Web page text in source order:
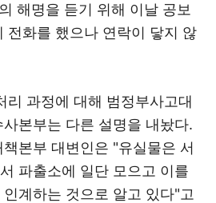
해명을 듣기 위해 이날 공보
전화를 했으나 연락이 닿지 않
리 과정에 대해 범정부사고대
본부는 다른 설명을 내놨다.
본부 대변인은 "유실물은 서
파출소에 일단 모으고 이를
계하는 것으로 알고 있다"고